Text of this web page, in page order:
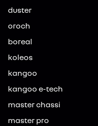
duster
oroch
boreal
koleos
kangoo
kangoo e-tech
master chassi
master pro